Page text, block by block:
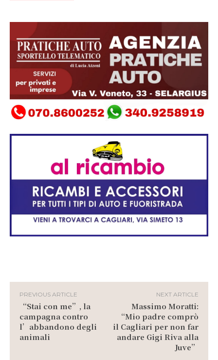
PREVIOUS ARTICLE
“Stai con me”, la
campagna contro
l’abbandono degli
animali
NEXT ARTICLE
Massimo Moratti:
“Mio padre comprò
il Cagliari per non far
andare Gigi Riva alla
Juve”